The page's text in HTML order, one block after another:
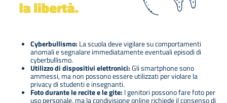
Cyberbullismo: La scuola deve vigilare su comportamenti
anomali e segnalare immediatamente eventuali episodi di
cyberbullismo.
Utilizzo di dispositivi elettronici:Gli smartphone sono
ammessi, ma non possono essere utilizzati per violare la
privacy di studenti e insegnanti.
Foto durante le recite e le gite: I genitori possono fare foto per
uso personale, ma la condivisione online richiede il consenso di